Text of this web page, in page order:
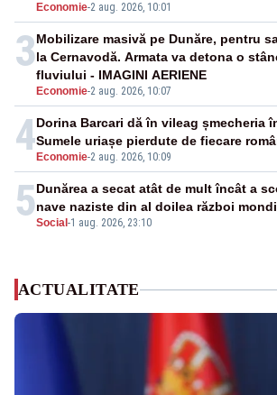
Economie-2 aug. 2026, 10:01
3
Economie-2 aug. 2026, 10:07
Mobilizare masivă pe Dunăre, pentru
la Cernavodă. Armata va detona o
fluviului - IMAGINI AERIENE
4 Economie-2 aug. 2026, 10:09
Dorina Barcari dă în vileag șmecheria
Sumele uriașe pierdute de fiecare
5Social -1 aug. 2026, 23:10
Dunărea a secat atât de mult încât a
nave naziste din al doilea război
ACTUALITATE